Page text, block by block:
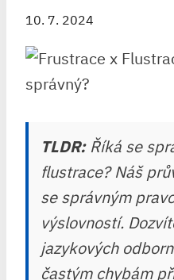
10. 7. 2024
TLDR:Říká se
flustrace? Náš
se správným
výslovností.
jazykových
častým chybám